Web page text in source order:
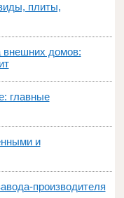
плиты,
внешних домов:
главные
и
производителя